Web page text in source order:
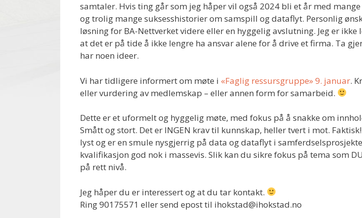
samtaler. Hvis ting går som jeg håper vil også 2024 bli et år med
og trolig mange suksesshistorier om samspill og dataflyt. Personlig
løsning for BA-Nettverket videre eller en hyggelig avslutning. Jeg er ikke
at det er på tide å ikke lengre ha ansvar alene for å drive et firma. Ta
har noen ideer.
Vi har tidligere informert om møte i «Faglig ressursgruppe» 9. januar.
eller vurdering av medlemskap – eller annen form for samarbeid.
Dette er et uformelt og hyggelig møte, med fokus på å snakke om
Smått og stort. Det er INGEN krav til kunnskap, heller tvert i mot.
lyst og er en smule nysgjerrig på data og dataflyt i
kvalifikasjon god nok i massevis. Slik kan du sikre fokus på tema som
på rett nivå.
Jeg håper du er interessert og at du tar kontakt.
Ring 90175571 eller send epost til ihokstad@ihokstad.no